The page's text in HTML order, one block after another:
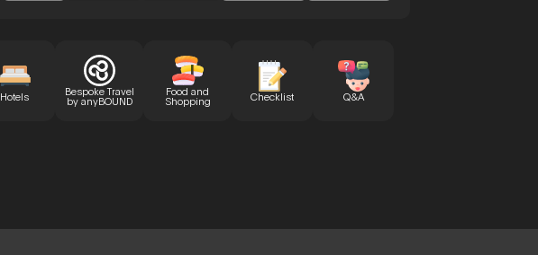
Hotels Bespoke Travel
by anyBOUND
Food and
Shopping Checklist Q&A